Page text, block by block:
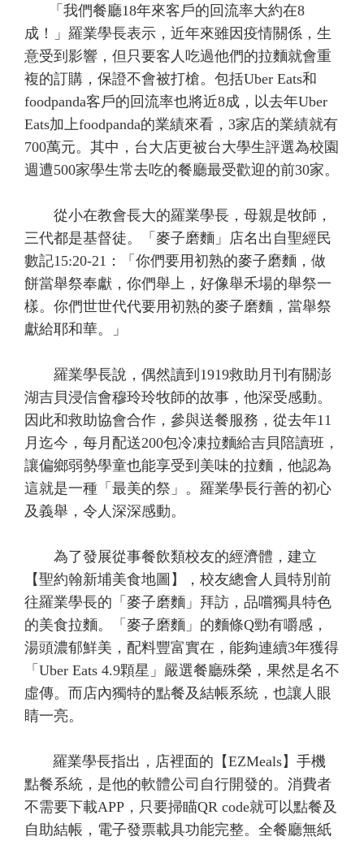
「我們餐廳18年來客戶的回流率大約在8
成！」羅業學長表示，近年來雖因疫情關係，生
意受到影響，但只要客人吃過他們的拉麵就會重
複的訂購，保證不會被打槍。包括Uber Eats和
foodpanda客戶的回流率也將近8成，以去年Uber
Eats加上foodpanda的業績來看，3家店的業績就有
700萬元。其中，台大店更被台大學生評選為校園
週遭500家學生常去吃的餐廳最受歡迎的前30家。
從小在教會長大的羅業學長，母親是牧師，
三代都是基督徒。「麥子磨麵」店名出自聖經民
數記15:20-21：「你們要用初熟的麥子磨麵，做
餅當舉祭奉獻，你們舉上，好像舉禾場的舉祭一
樣。你們世世代代要用初熟的麥子磨麵，當舉祭
獻給耶和華。」
羅業學長說，偶然讀到1919救助月刊有關澎
湖吉貝浸信會穆玲玲牧師的故事，他深受感動。
因此和救助協會合作，參與送餐服務，從去年11
月迄今，每月配送200包冷凍拉麵給吉貝陪讀班，
讓偏鄉弱勢學童也能享受到美味的拉麵，他認為
這就是一種「最美的祭」。羅業學長行善的初心
及義舉，令人深深感動。
為了發展從事餐飲類校友的經濟體，建立
【聖約翰新埔美食地圖】，校友總會人員特別前
往羅業學長的「麥子磨麵」拜訪，品嚐獨具特色
的美食拉麵。「麥子磨麵」的麵條Q勁有嚼感，
湯頭濃郁鮮美，配料豐富實在，能夠連續3年獲得
「Uber Eats 4.9顆星」嚴選餐廳殊榮，果然是名不
虛傳。而店內獨特的點餐及結帳系統，也讓人眼
睛一亮。
羅業學長指出，店裡面的【EZMeals】手機
點餐系統，是他的軟體公司自行開發的。消費者
不需要下載APP，只要掃瞄QR code就可以點餐及
自助結帳，電子發票載具功能完整。全餐廳無紙